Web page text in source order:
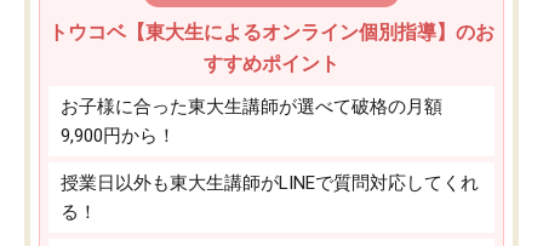
トウコベ【東大生によるオンライン個別指導】のお
すすめポイント
お子様に合った東大生講師が選べて破格の月額
9,900円から！
授業日以外も東大生講師がLINEで質問対応してくれ
る！